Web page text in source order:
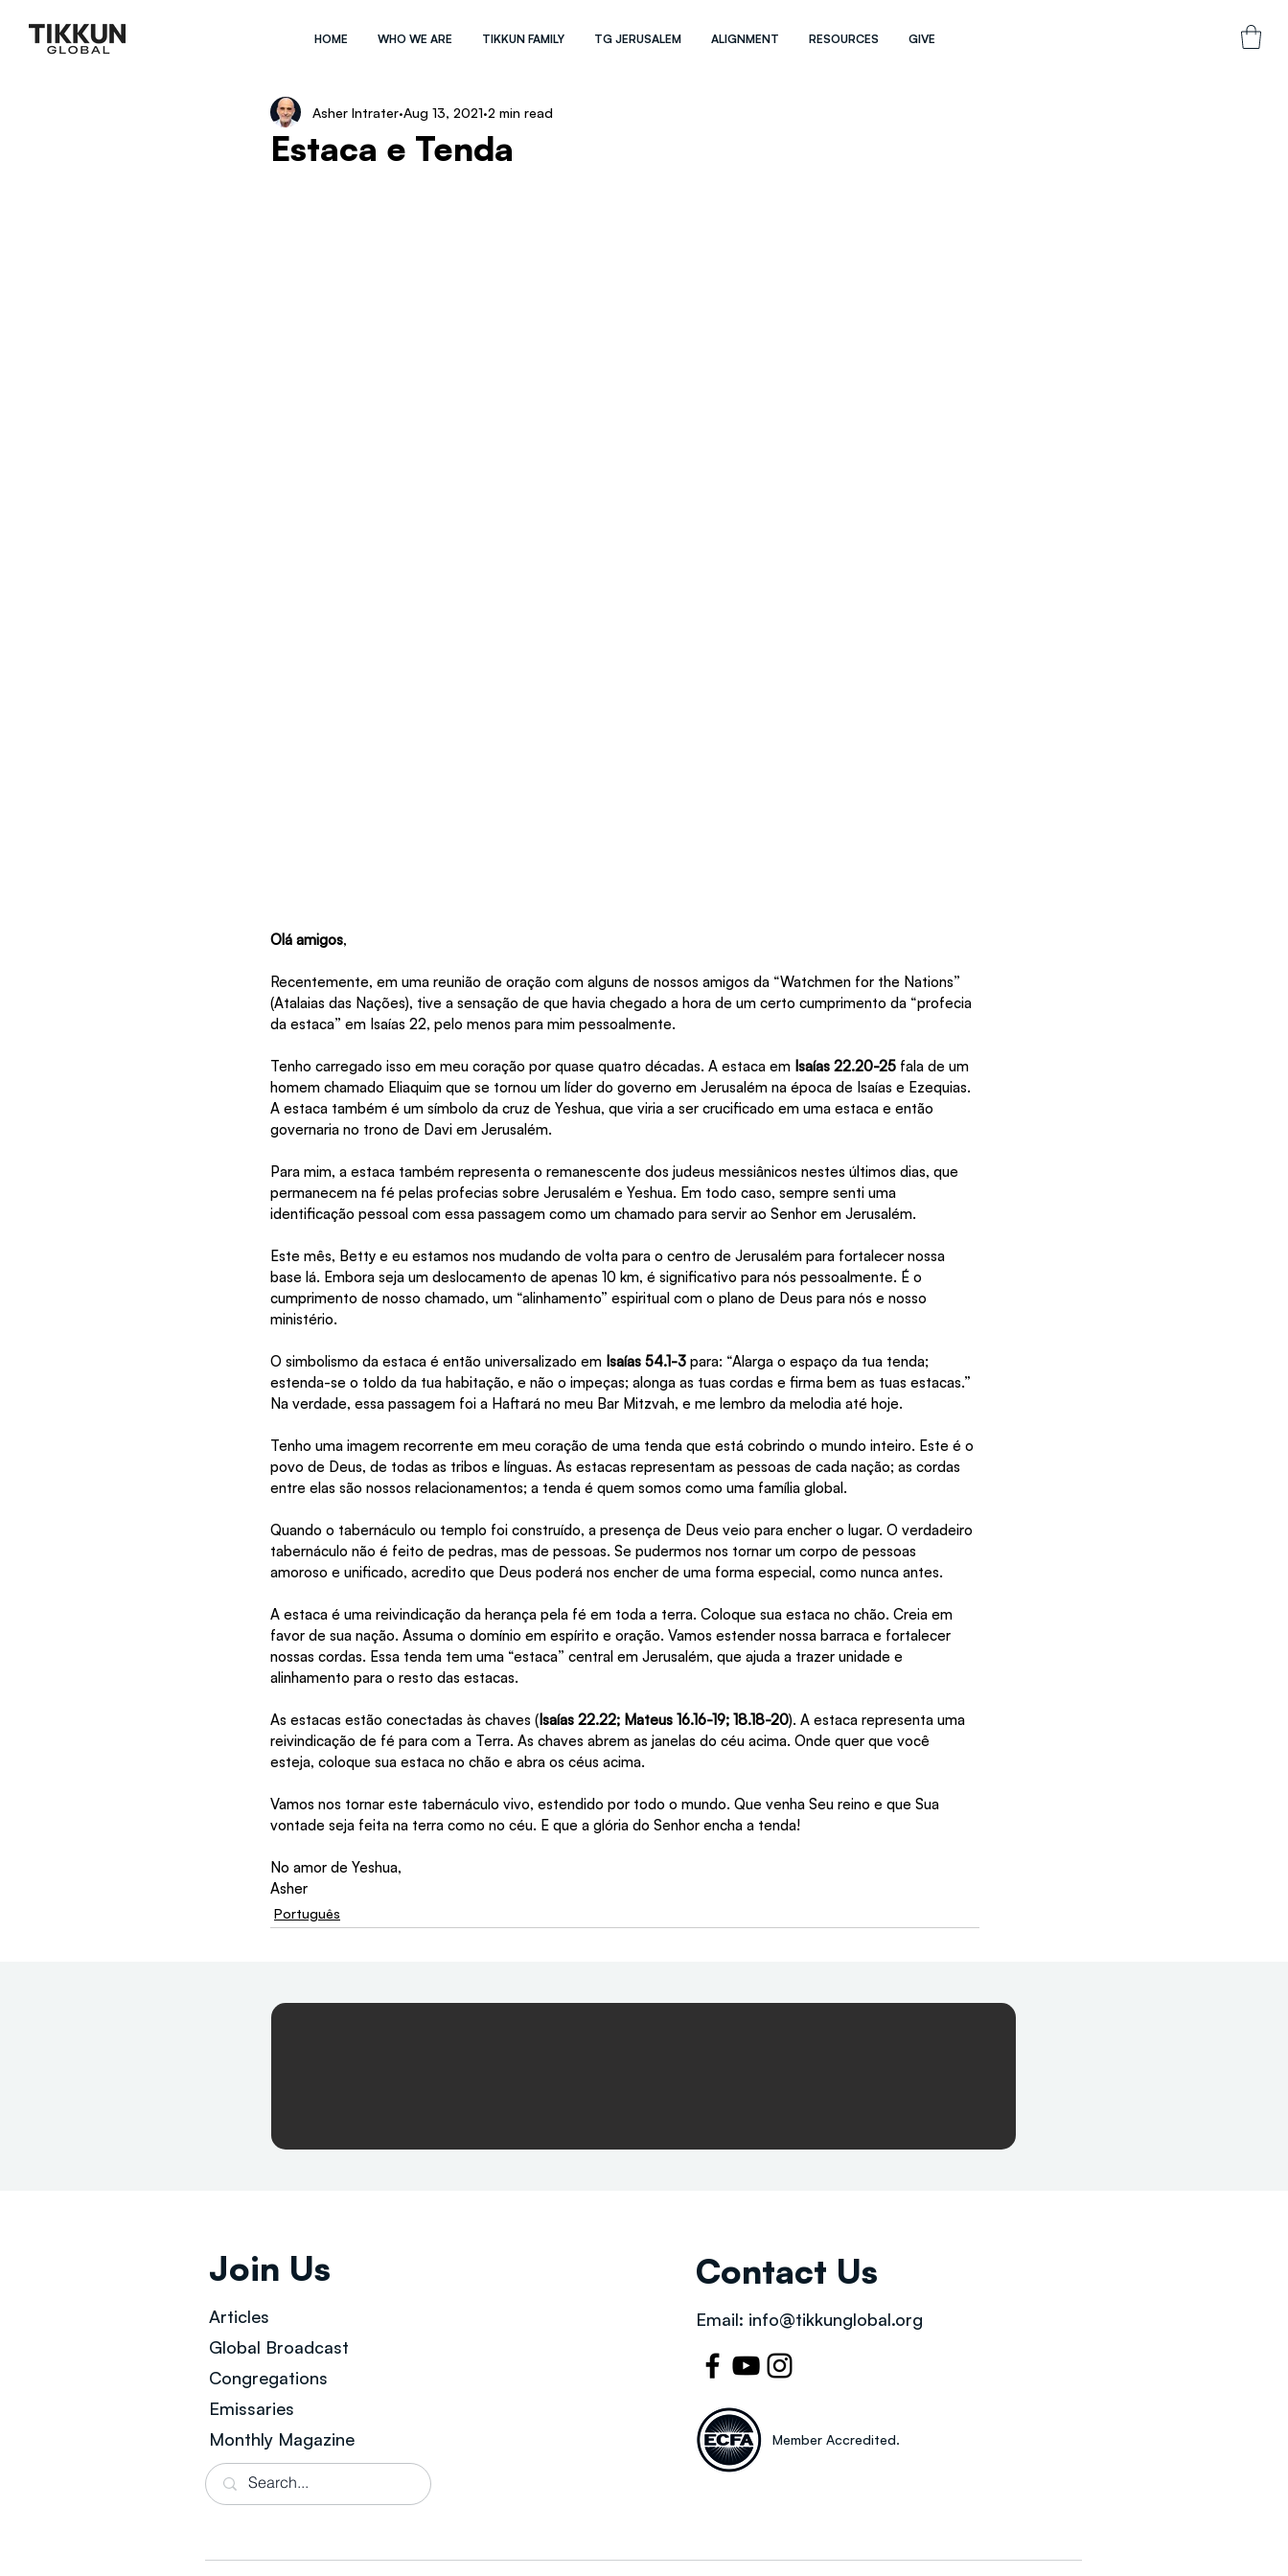
HOME WHO WE ARE TIKKUN FAMILY TG JERUSALEM ALIGNMENT RESOURCES GIVE
Estaca e Tenda
Asher Intrater Aug 13, 2021 2 min read
Olá amigos,
Recentemente, em uma reunião de oração com alguns de nossos amigos da “Watchmen for the Nations”
(Atalaias das Nações), tive a sensação de que havia chegado a hora de um certo cumprimento da “profecia
da estaca” em Isaías 22, pelo menos para mim pessoalmente.
Tenho carregado isso em meu coração por quase quatro décadas. A estaca em Isaías 22.20-25 fala de um
homem chamado Eliaquim que se tornou um líder do governo em Jerusalém na época de Isaías e Ezequias.
A estaca também é um símbolo da cruz de Yeshua, que viria a ser crucificado em uma estaca e então
governaria no trono de Davi em Jerusalém.
Para mim, a estaca também representa o remanescente dos judeus messiânicos nestes últimos dias, que
permanecem na fé pelas profecias sobre Jerusalém e Yeshua. Em todo caso, sempre senti uma
identificação pessoal com essa passagem como um chamado para servir ao Senhor em Jerusalém.
Este mês, Betty e eu estamos nos mudando de volta para o centro de Jerusalém para fortalecer nossa
base lá. Embora seja um deslocamento de apenas 10 km, é significativo para nós pessoalmente. É o
cumprimento de nosso chamado, um “alinhamento” espiritual com o plano de Deus para nós e nosso
ministério.
O simbolismo da estaca é então universalizado em Isaías 54.1-3 para: “Alarga o espaço da tua tenda;
estenda-se o toldo da tua habitação, e não o impeças; alonga as tuas cordas e firma bem as tuas estacas.”
Na verdade, essa passagem foi a Haftará no meu Bar Mitzvah, e me lembro da melodia até hoje.
Tenho uma imagem recorrente em meu coração de uma tenda que está cobrindo o mundo inteiro. Este é o
povo de Deus, de todas as tribos e línguas. As estacas representam as pessoas de cada nação; as cordas
entre elas são nossos relacionamentos; a tenda é quem somos como uma família global.
Quando o tabernáculo ou templo foi construído, a presença de Deus veio para encher o lugar. O verdadeiro
tabernáculo não é feito de pedras, mas de pessoas. Se pudermos nos tornar um corpo de pessoas
amoroso e unificado, acredito que Deus poderá nos encher de uma forma especial, como nunca antes.
A estaca é uma reivindicação da herança pela fé em toda a terra. Coloque sua estaca no chão. Creia em
favor de sua nação. Assuma o domínio em espírito e oração. Vamos estender nossa barraca e fortalecer
nossas cordas. Essa tenda tem uma “estaca” central em Jerusalém, que ajuda a trazer unidade e
alinhamento para o resto das estacas.
As estacas estão conectadas às chaves (Isaías 22.22; Mateus 16.16-19; 18.18-20). A estaca representa uma
reivindicação de fé para com a Terra. As chaves abrem as janelas do céu acima. Onde quer que você
esteja, coloque sua estaca no chão e abra os céus acima.
Vamos nos tornar este tabernáculo vivo, estendido por todo o mundo. Que venha Seu reino e que Sua
vontade seja feita na terra como no céu. E que a glória do Senhor encha a tenda!
No amor de Yeshua,
Asher
Português
Join Us
Articles
Global Broadcast
Congregations
Emissaries
Monthly Magazine
Contact Us
Email: info@tikkunglobal.org
Member Accredited.